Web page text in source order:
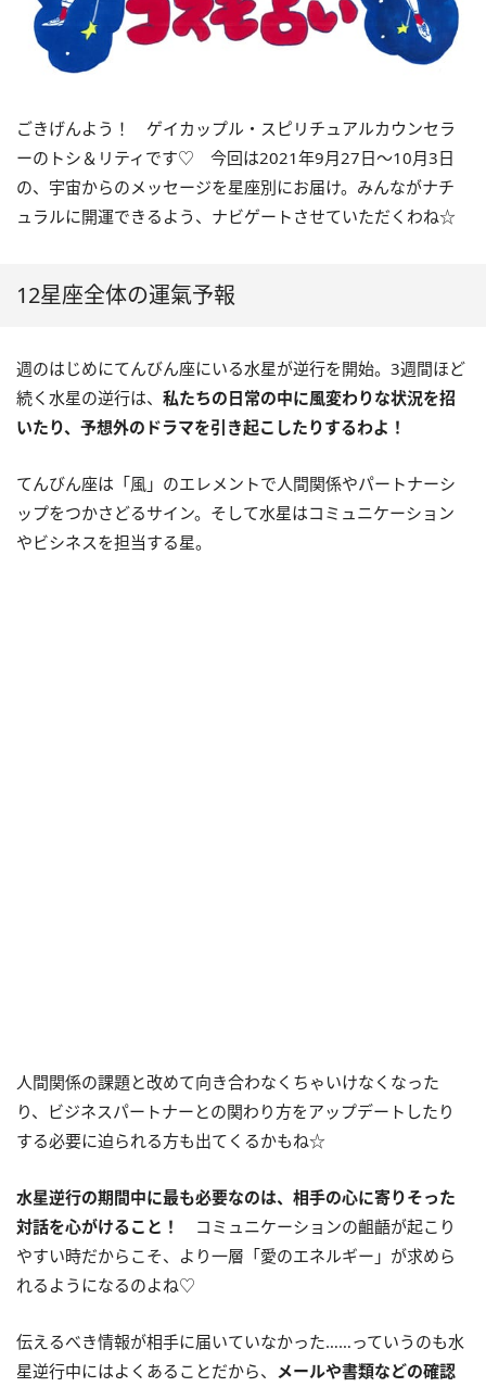
ごきげんよう！ ゲイカップル・スピリチュアルカウンセラ
ーのトシ＆リティです♡ 今回は2021年9月27日〜10月3日
の、宇宙からのメッセージを星座別にお届け。みんながナチ
ュラルに開運できるよう、ナビゲートさせていただくわね☆
12星座全体の運氣予報
週のはじめにてんびん座にいる水星が逆行を開始。 3週間ほど
続く水星の逆行は、 私たちの日常の中に風変わりな状況を招
いたり、予想外のドラマを引き起こしたりするわよ！
てんびん座は「風」のエレメントで人間関係やパートナーシ
ップをつかさどるサイン。そして水星はコミュニケーション
やビシネスを担当する星。
人間関係の課題と改めて向き合わなくちゃいけなくなった
り、ビジネスパートナーとの関わり方をアップデートしたり
する必要に迫られる方も出てくるかもね☆
水星逆行の期間中に最も必要なのは、相手の心に寄りそった
対話を心がけること！ コミュニケーションの齟齬が起こり
やすい時だからこそ、より一層「愛のエネルギー」が求めら
れるようになるのよね♡
伝えるべき情報が相手に届いていなかった……っていうのも水
星逆行中にはよくあることだから、 メールや書類などの確認